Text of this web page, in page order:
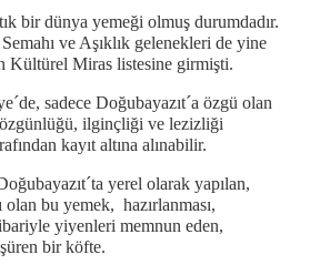
bir dünya yemeği olmuş durumdadır.
ve Aşıklık gelenekleri de yine
Kültürel Miras listesine girmişti.
sadece Doğubayazıt´a özgü olan
ilginçliği ve lezizliği
kayıt altına alınabilir.
yerel olarak yapılan,
olan bu yemek, hazırlanması,
yiyenleri memnun eden,
bir köfte.